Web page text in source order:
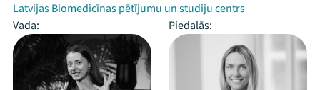
Latvijas Biomedicīnas pētījumu un studiju centrs
Vada:
Piedalās: